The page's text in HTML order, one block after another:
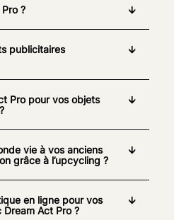
?
publicitaires
Pro pour vos objets
vie à vos anciens
grâce à l’upcycling ?
en ligne pour vos
Act Pro ?